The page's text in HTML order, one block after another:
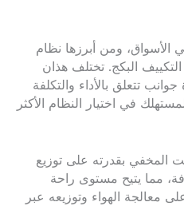
الأسواق، ومن أبرزها نظام
البكج. تختلف هذان
تتعلق بالأداء والتكلفة
في اختيار النظام الأكثر
المخفي بقدرته على توزيع
مما يتيح مستوى راحة
معالجة الهواء وتوزيعه عبر